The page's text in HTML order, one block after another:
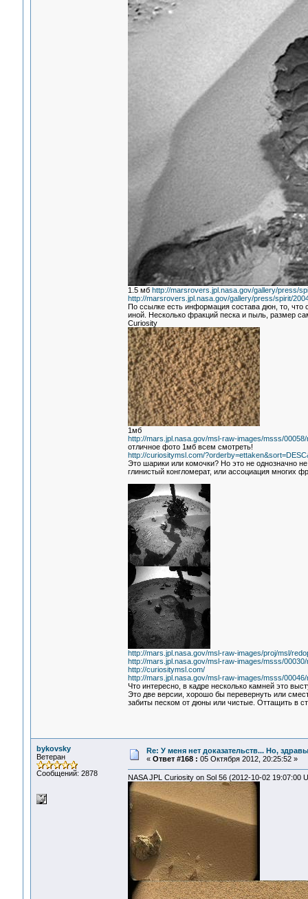
1.5 мб http://marsrovers.jpl.nasa.gov/gallery/press/
http://marsrovers.jpl.nasa.gov/gallery/press/spirit/
По ссылке есть информация состава дюн, то, что
иной. Несколько фракций песка и пыль, размер
Curiosity
1мб
http://mars.jpl.nasa.gov/msl-raw-images/msss/
отличное фото 1мб всем смотреть!
http://curiositymsl.com/
Это шарики или комочки? Но это не однозначно
глинистый конгломерат, или ассоциация многих
http://mars.jpl.nasa.gov/msl-raw-images/proj/msl/
http://mars.jpl.nasa.gov/msl-raw-images/msss/
http://curiositymsl.com/
http://mars.jpl.nasa.gov/msl-raw-images/msss/
Что интересно, в кадре несколько камней это
Это две версии, хорошо бы перевернуть или
забиты песком от дюны или чистые. Оттащить в
bykovsky
Ветеран
Сообщений: 2878
Re: У меня нет доказательств... Но,
« Ответ #168 : 05 Октября 2012, 20:25:52 »
NASA JPL Curiosity on Sol 56 (2012-10-02 19:07:00